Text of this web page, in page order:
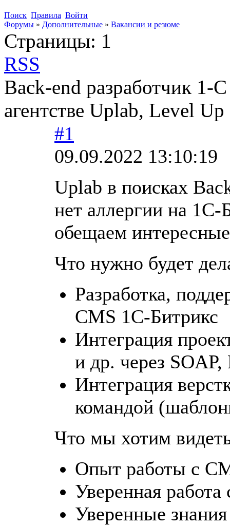
Поиск Правила Войти
Форумы » Дополнительные » Вакансии и резюме
Страницы: 1
RSS
Back-end разработчик
агентстве Uplab, Level Up
#1
09.09.2022 13:10:19
Uplab в поисках
нет аллергии на
обещаем
Что нужно будет
Разработка,
CMS 1C-Битрикс
Интеграция
и др. через
Интеграция
командой
Что мы хотим
Опыт работы с
Уверенная работа
Уверенные